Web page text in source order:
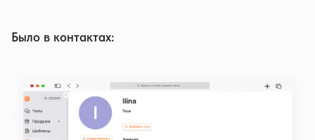
Было в контактах: